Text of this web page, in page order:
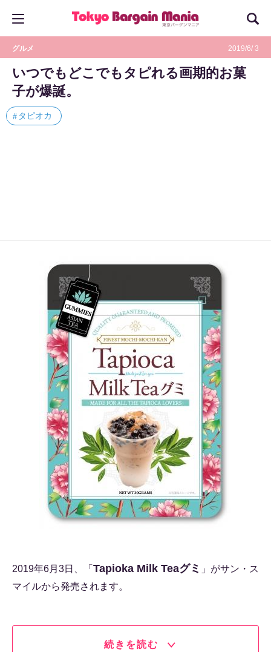
グルメ 2019/6/ 3
いつでもどこでもタピれる画期的お菓
子が爆誕。
タピオカ
2019年6月3日、「 Tapioka Milk Teaグミ 」がサン・ス
マイルから発売されます。
続きを読む